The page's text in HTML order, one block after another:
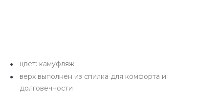
цвет: камуфляж
верх выполнен из спилка для комфорта и
долговечности